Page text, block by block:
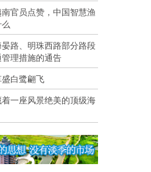
官员点赞，中国智慧渔
路、明珠西路部分路段
理措施的通告
白鹭翩飞
一座风景绝美的顶级海